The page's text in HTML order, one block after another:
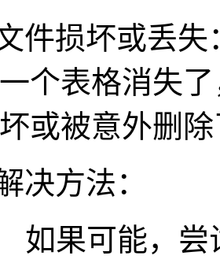
件损坏或丢失
个表格消失
或被意外删
决方法：
如果可能，